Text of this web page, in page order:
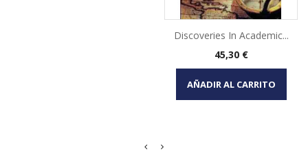
Discoveries In Academic...
Precio
45,30 €
AÑADIR AL CARRITO